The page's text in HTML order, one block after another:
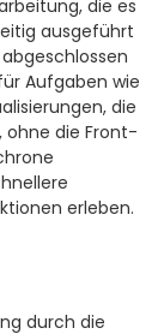
die es
ausgeführt
Aufgaben wie
die
ohne die Front-
erleben.
durch die